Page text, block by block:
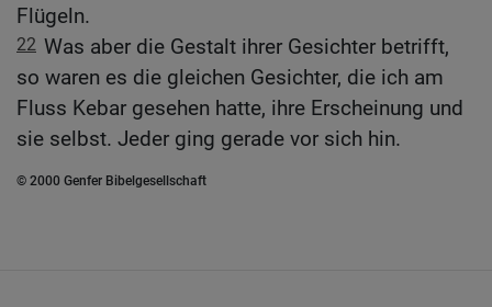
Flügeln.
22 Was aber die Gestalt ihrer Gesichter betrifft,
so waren es die gleichen Gesichter, die ich am
Fluss Kebar gesehen hatte, ihre Erscheinung und
sie selbst. Jeder ging gerade vor sich hin.
© 2000 Genfer Bibelgesellschaft